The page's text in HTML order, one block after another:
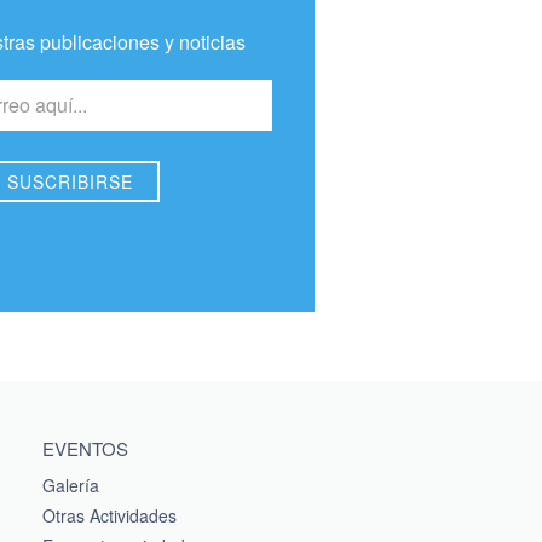
publicaciones y noticias
EVENTOS
Galería
Otras Actividades